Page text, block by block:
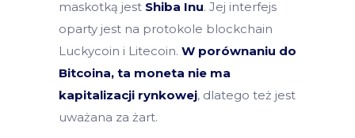
maskotką jest Shiba Inu. Jej interfejs
oparty jest na protokole blockchain
Luckycoin i Litecoin. W porównaniu do
Bitcoina, ta moneta nie ma
kapitalizacji rynkowej, dlatego też jest
uważana za żart.